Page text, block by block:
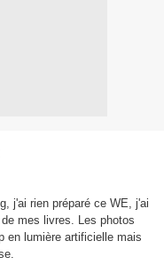
j'ai rien préparé ce WE, j'ai
mes livres. Les photos
en lumière artificielle mais